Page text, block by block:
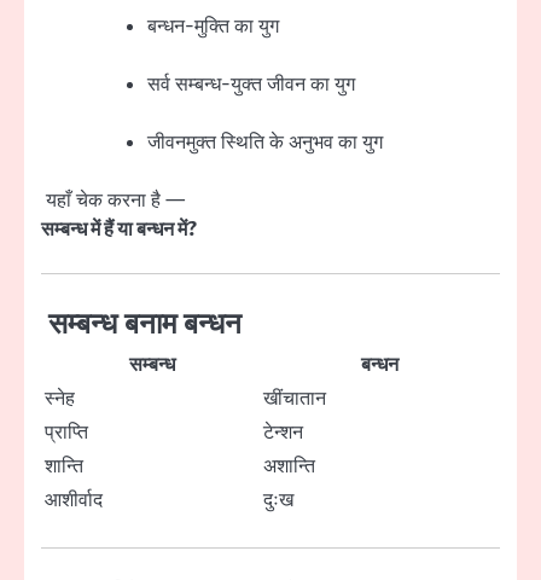
बन्धन-मुक्ति का युग
सर्व सम्बन्ध-युक्त जीवन का युग
जीवनमुक्त स्थिति के अनुभव का युग
यहाँ चेक करना है —
सम्बन्ध में हैं या बन्धन में?
सम्बन्ध बनाम बन्धन
सम्बन्ध
बन्धन
स्नेह
खींचातान
प्राप्ति
टेन्शन
शान्ति
अशान्ति
आशीर्वाद
दुःख